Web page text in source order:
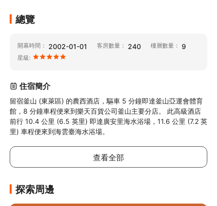
總覽
開幕時間： 2002-01-01 客房數量： 240 樓層數量： 9
星級:
住宿簡介
留宿釜山 (東萊區) 的農西酒店，驅車 5 分鐘即達釜山亞運會體育
館，8 分鐘車程便來到樂天百貨公司釜山主要分店。 此高級酒店
前行 10.4 公里 (6.5 英里) 即達廣安里海水浴場，11.6 公里 (7.2 英
里) 車程便來到海雲臺海水浴場。
查看全部
探索周邊